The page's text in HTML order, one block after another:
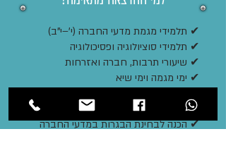
✔ תלמידי מגמת מדעי החברה (י'–י"ב)
✔ תלמידי סוציולוגיה ופסיכולוגיה
✔ שיעורי תרבות, חברה ואזרחות
✔ ימי מגמה וימי שיא
✔ שבוע רב־תרבותיות וקבלת האחר
✔ הכנה לבחינת הבגרות במדעי החברה